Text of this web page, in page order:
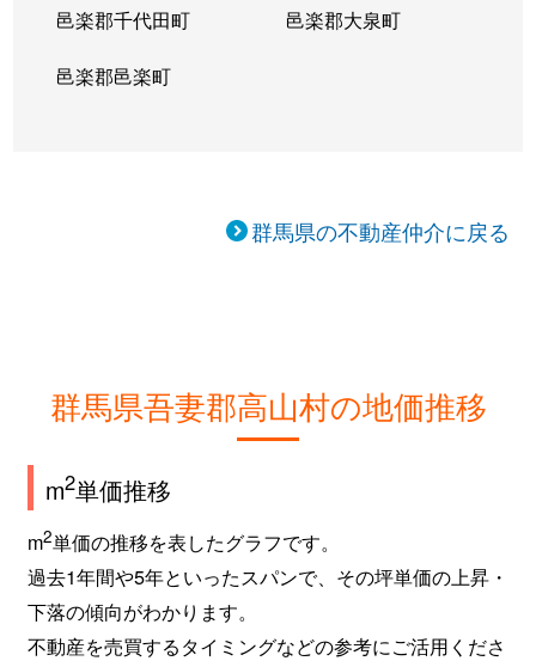
邑楽郡千代田町 邑楽郡大泉町
邑楽郡邑楽町
群馬県の不動産仲介に戻る
群馬県吾妻郡高山村の地価推移
m2単価推移
m2単価の推移を表したグラフです。
過去1年間や5年といったスパンで、その坪単価の上昇・
下落の傾向がわかります。
不動産を売買するタイミングなどの参考にご活用くださ